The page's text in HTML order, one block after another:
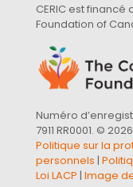
CERIC est
Foundation of
Numéro
7911 RR0001. ©
Politique sur la
personnels |
Loi LACP | Image